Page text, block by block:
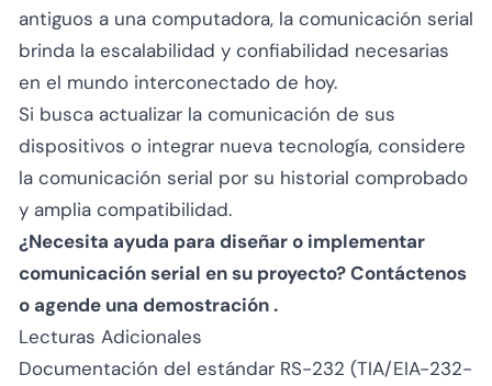
antiguos a una computadora, la comunicación serial
brinda la escalabilidad y confiabilidad necesarias
en el mundo interconectado de hoy.
Si busca actualizar la comunicación de sus
dispositivos o integrar nueva tecnología, considere
la comunicación serial por su historial comprobado
y amplia compatibilidad.
¿Necesita ayuda para diseñar o implementar
comunicación serial en su proyecto?Contáctenos
o agende una demostración.
Lecturas Adicionales
Documentación del estándar RS-232 (TIA/EIA-232-